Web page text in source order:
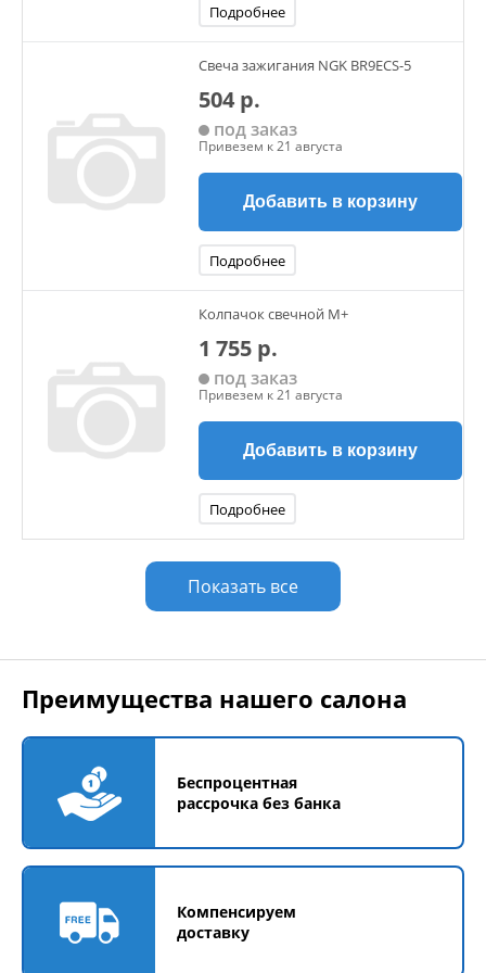
Подробнее
Свеча зажигания NGK BR9ECS-5
504 р.
под заказ
Привезем к 21 августа
Добавить в корзину
Подробнее
Колпачок свечной М+
1 755 р.
под заказ
Привезем к 21 августа
Добавить в корзину
Подробнее
Показать все
Преимущества нашего салона
Беспроцентная
рассрочка без банка
Компенсируем
доставку